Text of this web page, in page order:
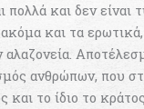
πολλά και δεν είναι
και τα
αλαζονεία.
ανθρώπων, που
και το ίδιο το